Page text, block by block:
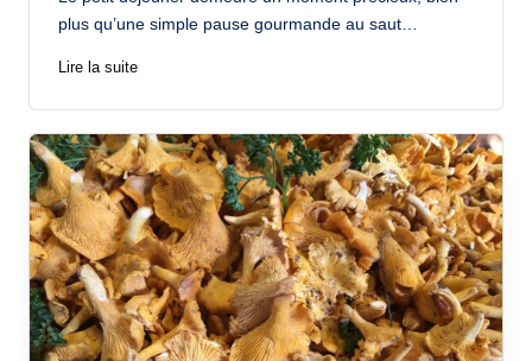
plus qu’une simple pause gourmande au saut…
Lire la suite